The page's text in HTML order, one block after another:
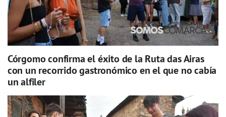
Córgomo confirma el éxito de la Ruta das Airas
con un recorrido gastronómico en el que no cabía
un alfiler